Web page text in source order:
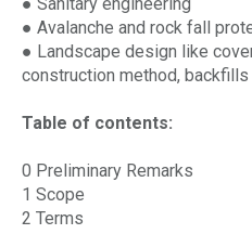
● Avalanche and rock fall
● Landscape design like
construction method,
Table of contents:
0 Preliminary Remarks
1 Scope
2 Terms